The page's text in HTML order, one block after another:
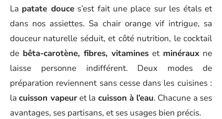
La patate douces’est fait une place sur les étals et
dans nos assiettes. Sa chair orange vif intrigue, sa
douceur naturelle séduit, et côté nutrition, le cocktail
de bêta-carotène, fibres, vitamines et minéraux ne
laisse personne indifférent. Deux modes de
préparation reviennent sans cesse dans les cuisines :
lacuisson vapeuret la cuisson à l’eau. Chacune a ses
avantages, ses partisans, et ses usages bien précis.